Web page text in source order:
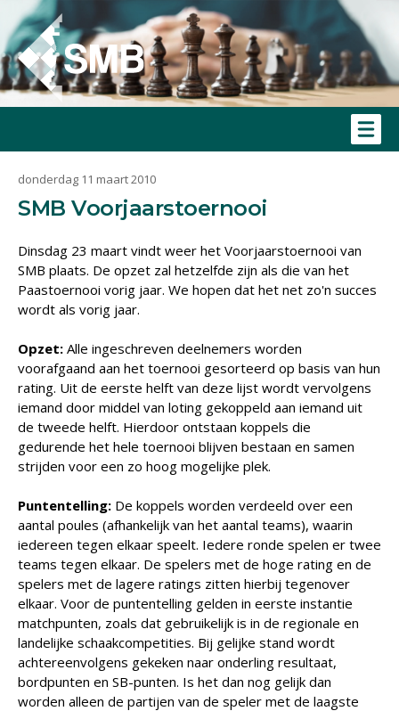
donderdag 11 maart 2010
SMB Voorjaarstoernooi
Dinsdag 23 maart vindt weer het Voorjaarstoernooi van
SMB plaats. De opzet zal hetzelfde zijn als die van het
Paastoernooi vorig jaar. We hopen dat het net zo'n succes
wordt als vorig jaar.
Opzet: Alle ingeschreven deelnemers worden
voorafgaand aan het toernooi gesorteerd op basis van hun
rating. Uit de eerste helft van deze lijst wordt vervolgens
iemand door middel van loting gekoppeld aan iemand uit
de tweede helft. Hierdoor ontstaan koppels die
gedurende het hele toernooi blijven bestaan en samen
strijden voor een zo hoog mogelijke plek.
Puntentelling: De koppels worden verdeeld over een
aantal poules (afhankelijk van het aantal teams), waarin
iedereen tegen elkaar speelt. Iedere ronde spelen er twee
teams tegen elkaar. De spelers met de hoge rating en de
spelers met de lagere ratings zitten hierbij tegenover
elkaar. Voor de puntentelling gelden in eerste instantie
matchpunten, zoals dat gebruikelijk is in de regionale en
landelijke schaakcompetities. Bij gelijke stand wordt
achtereenvolgens gekeken naar onderling resultaat,
bordpunten en SB-punten. Is het dan nog gelijk dan
worden alleen de partijen van de speler met de laagste